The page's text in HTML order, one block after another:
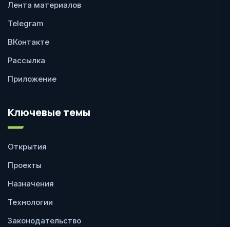
Лента материалов
Telegram
ВКонтакте
Рассылка
Приложение
Ключевые темы
Открытия
Проекты
Назначения
Технологии
Законодательство